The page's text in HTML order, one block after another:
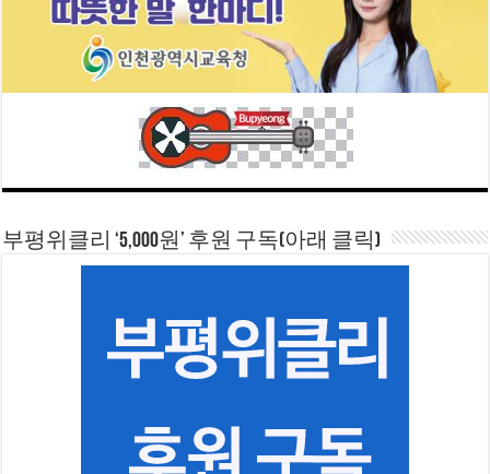
부평위클리 ‘5,000원’ 후원 구독(아래 클릭)